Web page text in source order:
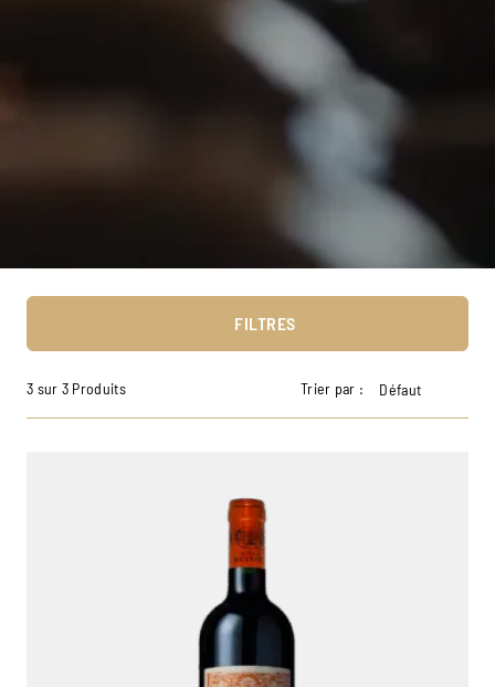
FILTRES
3 sur 3 Produits Trier par : Défaut